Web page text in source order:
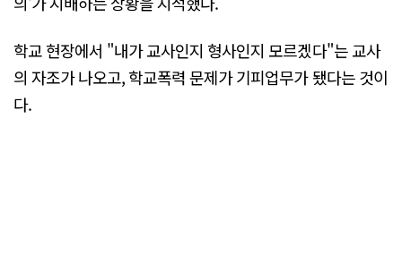
학교 현장에서 "내가 교사인지 형사인지 모르겠다"는 교사
의 자조가 나오고, 학교폭력 문제가 기피업무가 됐다는 것이
다.